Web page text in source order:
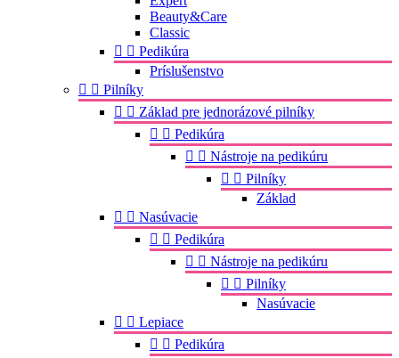
Beauty&Care
Classic
  Pedikúra
Príslušenstvo
  Pilníky
  Základ pre jednorázové pilníky
  Pedikúra
  Nástroje na pedikúru
  Pilníky
Základ
  Nasúvacie
  Pedikúra
  Nástroje na pedikúru
  Pilníky
Nasúvacie
  Lepiace
  Pedikúra